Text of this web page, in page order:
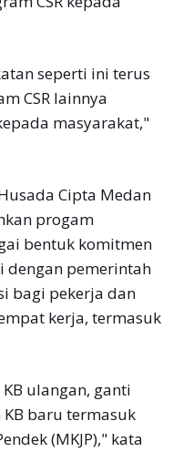
seperti ini terus
CSR lainnya
masyarakat,"
Cipta Medan
progam
bentuk komitmen
dengan pemerintah
bagi pekerja dan
kerja, termasuk
ulangan, ganti
baru termasuk
(MKJP)," kata